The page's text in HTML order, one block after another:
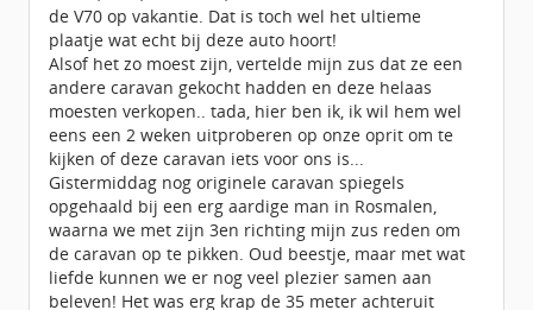
de V70 op vakantie. Dat is toch wel het ultieme
plaatje wat echt bij deze auto hoort!
Alsof het zo moest zijn, vertelde mijn zus dat ze een
andere caravan gekocht hadden en deze helaas
moesten verkopen.. tada, hier ben ik, ik wil hem wel
eens een 2 weken uitproberen op onze oprit om te
kijken of deze caravan iets voor ons is...
Gistermiddag nog originele caravan spiegels
opgehaald bij een erg aardige man in Rosmalen,
waarna we met zijn 3en richting mijn zus reden om
de caravan op te pikken. Oud beestje, maar met wat
liefde kunnen we er nog veel plezier samen aan
beleven! Het was erg krap de 35 meter achteruit